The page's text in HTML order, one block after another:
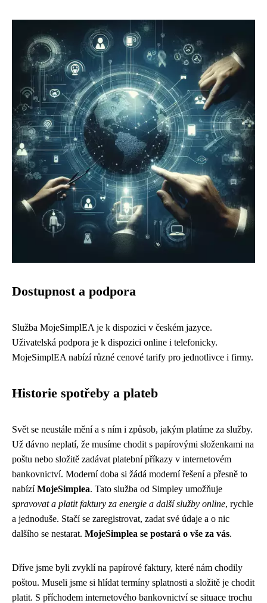
Dostupnost a podpora
Služba MojeSimplEA je k dispozici v českém jazyce.
Uživatelská podpora je k dispozici online i telefonicky.
MojeSimplEA nabízí různé cenové tarify pro jednotlivce i firmy.
Historie spotřeby a plateb
Svět se neustále mění a s ním i způsob, jakým platíme za služby.
Už dávno neplatí, že musíme chodit s papírovými složenkami na
poštu nebo složitě zadávat platební příkazy v internetovém
bankovnictví. Moderní doba si žádá moderní řešení a přesně to
nabízíMojeSimplea. Tato služba od Simpley umožňuje
spravovat a platit faktury za energie a další služby online, rychle
a jednoduše. Stačí se zaregistrovat, zadat své údaje a o nic
dalšího se nestarat. MojeSimplea se postará o vše za vás.
Dříve jsme byli zvyklí na papírové faktury, které nám chodily
poštou. Museli jsme si hlídat termíny splatnosti a složitě je chodit
platit. S příchodem internetového bankovnictví se situace trochu